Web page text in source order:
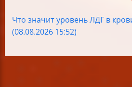
Что значит уровень ЛДГ в
(08.08.2026 15:52)